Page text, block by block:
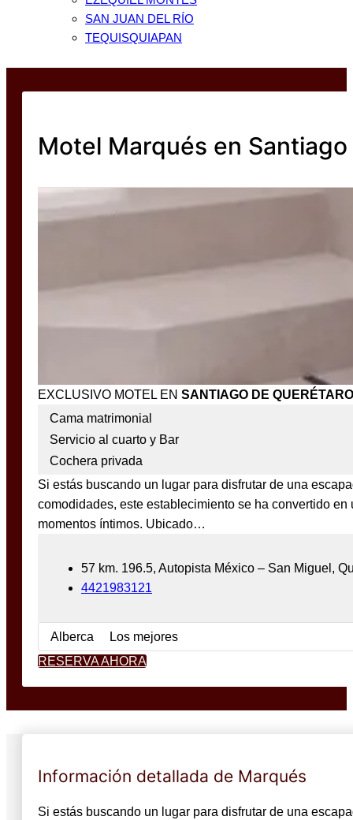
SAN JUAN DEL RÍO
TEQUISQUIAPAN
Motel Marqués en
EXCLUSIVO MOTEL EN SANTIAGO DE QUERÉTARO
Cama matrimonial
Servicio al cuarto y Bar
Cochera privada
Si estás buscando un lugar para disfrutar de una
comodidades, este establecimiento se ha convertido
momentos íntimos. Ubicado…
57 km. 196.5, Autopista México – San Miguel,
4421983121
Alberca
Los mejores
RESERVA AHORA
Información detallada de Marqués
Si estás buscando un lugar para disfrutar de una